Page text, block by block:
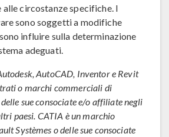
alle circostanze specifiche. I
sono soggetti a modifiche
influire sulla determinazione
adeguati.
AutoCAD, Inventor e Revit
o marchi commerciali di
sue consociate e/o affiliate negli
paesi. CATIA è un marchio
Systèmes o delle sue consociate